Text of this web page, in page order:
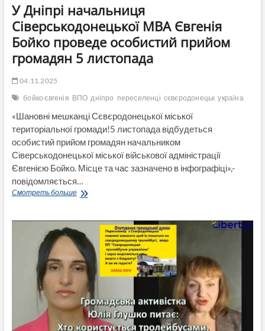
У Дніпрі начальниця
Сіверськодонецької МВА Євгенія
Бойко проведе особистий прийом
громадян 5 листопада
04.11.2025
бойко євгенія ВПО дніпро переселенці сєвєродонецьк україна
«Шановні мешканці Сєвєродонецької міської
територіальної громади!5 листопада відбудеться
особистий прийом громадян начальником
Сіверськодонецької міської військової адміністрації
Євгенією Бойко. Місце та час зазначено в інфографіці»,-
повідомляється…
Смотреть большеУ
Сіверськодонецької
МВА
Євгенія
Бойко
проведе
особистий
прийом
громадян
5
листопада